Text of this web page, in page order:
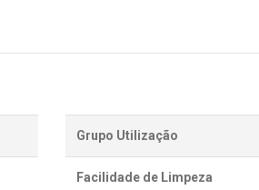
Grupo Utilização
Facilidade de Limpeza